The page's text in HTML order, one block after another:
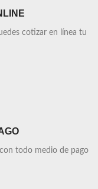
cotizar en línea tu
todo medio de pago